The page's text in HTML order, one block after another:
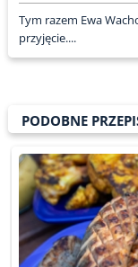
Tym razem Ewa
przyjęcie....
PODOBNE